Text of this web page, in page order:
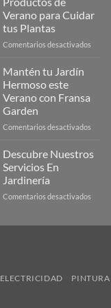
Página
Verano para Cuidar
tus Plantas
Comentarios desactivados
Mantén tu Jardín
Hermoso este
Verano con Fransa
Garden
Comentarios desactivados
Descubre Nuestros
Servicios En
Jardinería
Comentarios desactivados
ELECTRICIDAD